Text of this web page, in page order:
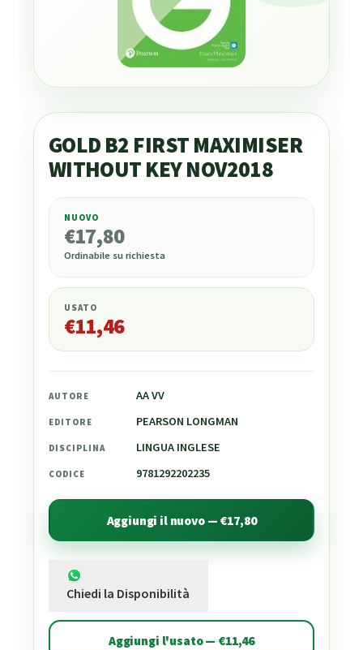
GOLD B2 FIRST MAXIMISER
WITHOUT KEY NOV2018
17,80
NUOVO
€17,80
Ordinabile su richiesta
USATO
€11,46
AUTORE AA VV
EDITORE PEARSON LONGMAN
DISCIPLINA LINGUA INGLESE
CODICE 9781292202235
Aggiungi il nuovo — €17,80
Chiedi la Disponibilità
Aggiungi l'usato — €11,46